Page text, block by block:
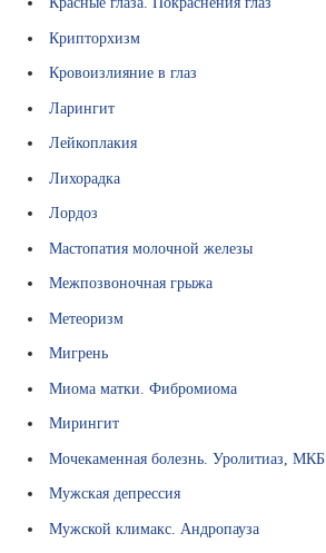
н
Крипторхизм
Кровоизлияние в глаз
Ларингит
Лейкоплакия
Лихорадка
Лордоз
Мастопатия молочной железы
Межпозвоночная грыжа
Метеоризм
Мигрень
Миома матки. Фибромиома
Мирингит
Мочекаменная болезнь. Уролитиаз, МКБ
Мужская депрессия
Мужской климакс. Андропауза